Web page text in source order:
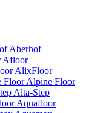
Aberhof
Afloor
AlixFloor
Alpine Floor
Alta-Step
Aquafloor